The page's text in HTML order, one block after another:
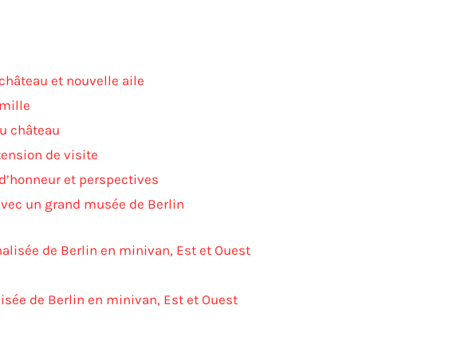
et nouvelle aile
château
de visite
et perspectives
un grand musée de Berlin
de Berlin en minivan, Est et Ouest